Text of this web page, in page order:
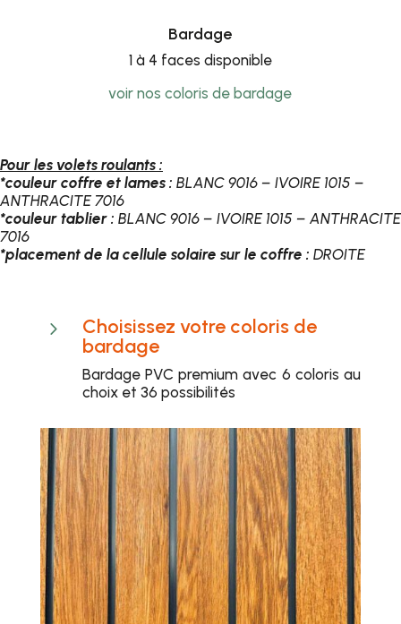
Bardage
1 à 4 faces disponible
voir nos coloris de bardage
Pour les volets roulants :
*couleur coffre et lames : BLANC 9016 – IVOIRE 1015 –
ANTHRACITE 7016
*couleur tablier : BLANC 9016 – IVOIRE 1015 – ANTHRACITE
7016
*placement de la cellule solaire sur le coffre : DROITE
5
Choisissez votre coloris de
bardage
Bardage PVC premium avec 6 coloris au
choix et 36 possibilités